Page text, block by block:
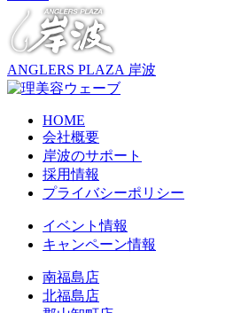
ANGLERS PLAZA 岸波
HOME
会社概要
岸波のサポート
採用情報
プライバシーポリシー
イベント情報
キャンペーン情報
南福島店
北福島店